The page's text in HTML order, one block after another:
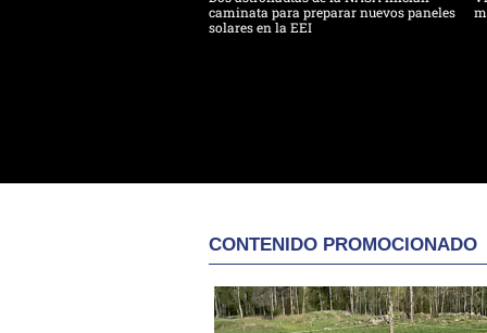
caminata para preparar nuevos paneles
solares en la EEI
CONTENIDO PROMOCIONADO